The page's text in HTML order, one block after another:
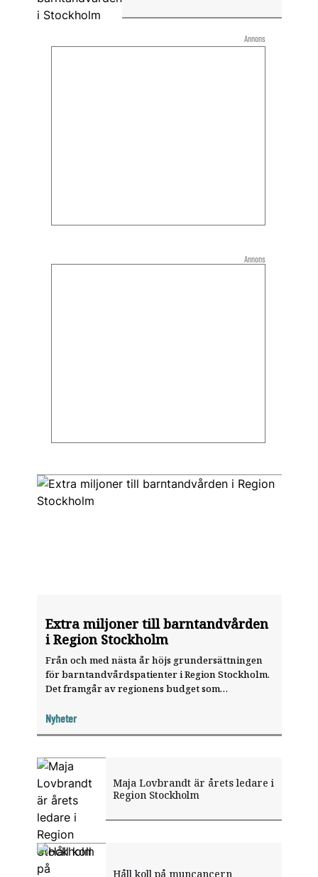
Extra miljoner till barntandvården
i Region Stockholm
Från och med nästa år höjs grundersättningen
för barntandvårdspatienter i Region Stockholm.
Det framgår av regionens budget som
Nyheter
Maja Lovbrandt är årets ledare i
Region Stockholm
Håll koll på muncancern
Annons
Annons